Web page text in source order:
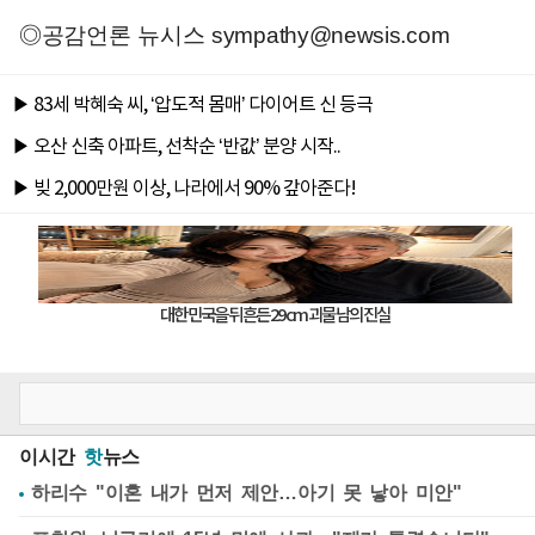
◎공감언론 뉴시스 sympathy@newsis.com
이시간 핫뉴스
하리수 "이혼 내가 먼저 제안…아기 못 낳아 미안"